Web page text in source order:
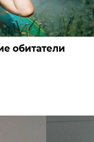
обитатели